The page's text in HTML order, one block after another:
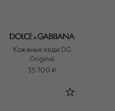
Кожаные кеды DG
Original
35 700 ₽